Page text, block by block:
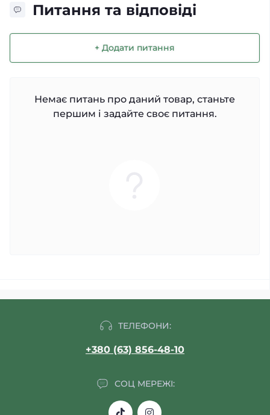
Питання та відповіді
+ Додати питання
Немає питань про даний товар, станьте
першим і задайте своє питання.
ТЕЛЕФОНИ:
+380 (63) 856-48-10
СОЦ МЕРЕЖІ: